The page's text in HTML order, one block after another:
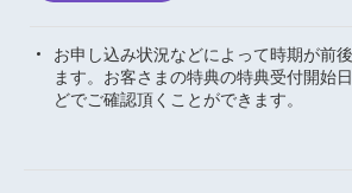
お申し込み状況などによって時期が前
ます。お客さまの特典の特典受付開始
どでご確認頂くことができます。